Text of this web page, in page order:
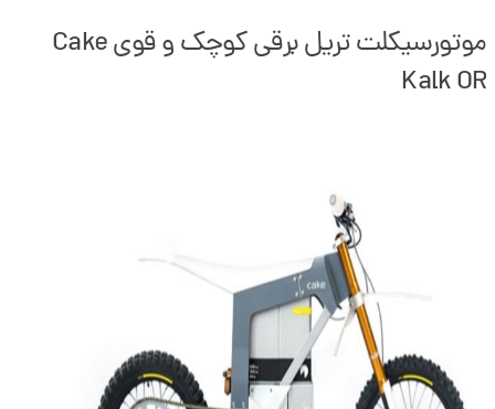
موتورسیکلت تریل برقی کوچک و قوی Cake
Kalk OR